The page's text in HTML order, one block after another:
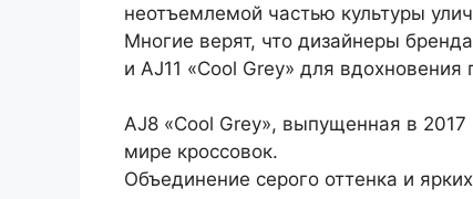
неотъемлемой частью культуры
Многие верят, что дизайнеры
и AJ11 «Cool Grey» для
AJ8 «Cool Grey», выпущенная в
мире кроссовок.
Объединение серого оттенка и